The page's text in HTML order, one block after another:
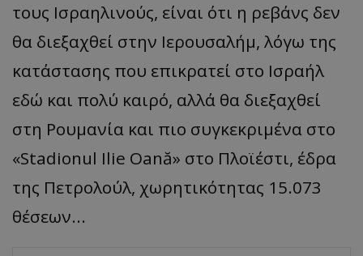
τους Ισραηλινούς, είναι ότι η ρεβάνς δεν
θα διεξαχθεί στην Ιερουσαλήμ, λόγω της
κατάστασης που επικρατεί στο Ισραήλ
εδώ και πολύ καιρό, αλλά θα διεξαχθεί
στη Ρουμανία και πιο συγκεκριμένα στο
«Stadionul Ilie Oană» στο Πλοϊέστι, έδρα
της Πετρολούλ, χωρητικότητας 15.073
θέσεων...